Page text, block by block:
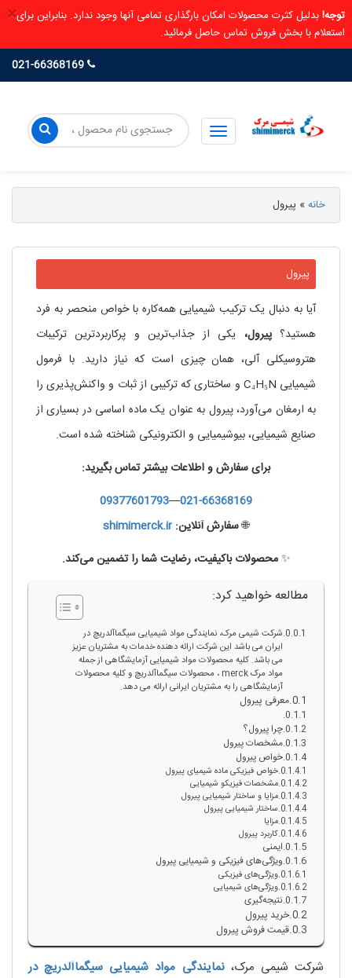
× توجه!بدلیل کثرت محصولات امکان بارگذاری تمامی آنها وجود ندارد. بنابراین برای
استعلام با بخش فروش تماس حاصل فرمائید.
خانه» پیرول
پیرول
آیا به دنبال یک ترکیب شیمیایی همه‌کاره با خواص منحصر به فرد
هستید؟پیرول، یکی از جذاب‌ترین و پرکاربردترین ترکیبات
هتروسیکلی آلی، همان چیزی است که نیاز دارید. با فرمول
شیمیایی C₄H₅N و ساختاری که ترکیبی از ثبات و واکنش‌پذیری را
به ارمغان می‌آورد، پیرول به عنوان یک ماده اساسی در بسیاری از
صنایع شیمیایی، بیوشیمیایی و الکترونیکی شناخته شده است.
برای سفارش و اطلاعات بیشتر تماس بگیرید:
021-66368169
—
09377601793
🌐سفارش آنلاین: shimimerck.ir
✨محصولات باکیفیت، رضایت شما را تضمین می‌کند.
مطالعه خواهید کرد:
شرکت شیمی مرک، نمایندگی مواد شیمیایی سیگماآلدریچ در
ایران می باشد این شرکت ارائه دهنده خدمات به مشتریان عزیز
می باشد. کلیه محصولات مواد شیمیایی آزمایشگاهی از جمله
مواد مرک merck ، محصولات سیگماآلدریچ و کلیه محصولات
آزمایشگاهی را به مشتریان ایرانی ارائه می دهد.
معرفی پیرول
چرا پیرول؟
مشخصات پیرول
خواص پیرول
خواص فیزیکی ماده شیمیای پیرول
مشخصات فیزیکو شیمیایی
مزایا و ساختار شیمیایی پیرول
ساختار شیمیایی پیرول
مزایا
کاربرد پیرول
ایمنی
ویژگی‌های فیزیکی و شیمیایی پیرول
ویژگی‌های فیزیکی
ویژگی‌های شیمیایی
نتیجه‌گیری
خرید پیرول
قیمت فروش پیرول
شرکت شیمی مرک،نمایندگی مواد شیمیایی سیگماآلدریچ در